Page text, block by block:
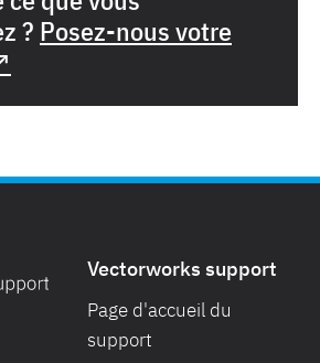
? Posez-nous votre
Vectorworks support
Page d'accueil du
support